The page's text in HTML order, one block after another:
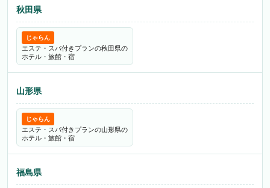
秋田県
じゃらん
エステ・スパ付きプランの秋田県の
ホテル・旅館・宿
山形県
じゃらん
エステ・スパ付きプランの山形県の
ホテル・旅館・宿
福島県